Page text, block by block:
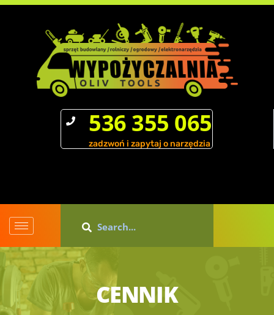
536 355 065
zadzwoń i zapytaj o narzędzia
CENNIK